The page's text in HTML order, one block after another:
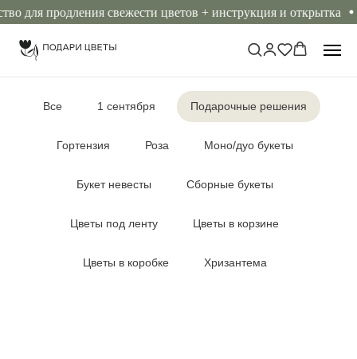
для продления свежести цветов + инструкция и открытка
Все 1 сентября Подарочные решения
Гортензия Роза Моно/дуо букеты
Букет невесты Сборные букеты
Цветы под ленту Цветы в корзине
Цветы в коробке Хризантема